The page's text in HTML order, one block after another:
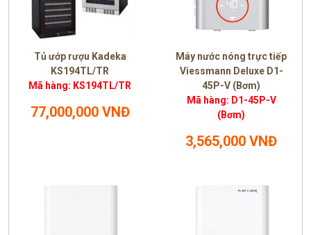
Tủ ướp rượu Kadeka
KS194TL/TR
Mã hàng: KS194TL/TR
77,000,000 VNĐ
Máy nước nóng trực tiếp
Viessmann Deluxe D1-
45P-V (Bơm)
Mã hàng: D1-45P-V
(Bơm)
3,565,000 VNĐ